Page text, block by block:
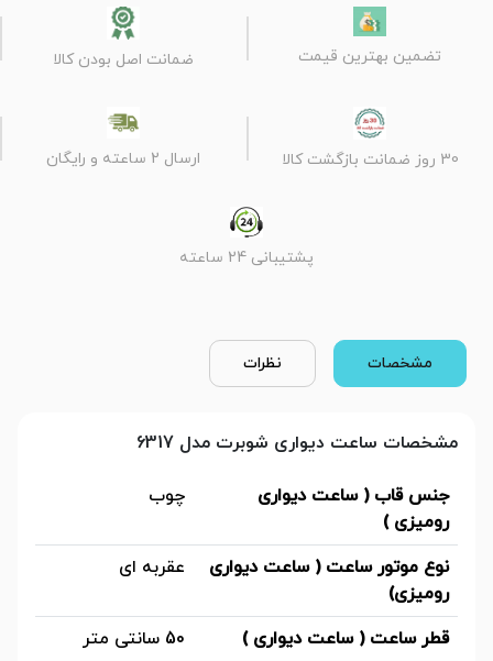
تضمین بهترین قیمت ضمانت اصل بودن کالا
30 روز ضمانت بازگشت کالا ارسال 2 ساعته و رایگان
پشتیبانی 24 ساعته
مشخصات نظرات
مشخصات ساعت دیواری شوبرت مدل 6317
جنس قاب ( ساعت دیواری
رومیزی )
چوب
نوع موتور ساعت ( ساعت دیواری
رومیزی)
عقربه ای
قطر ساعت ( ساعت دیواری )
50 سانتی متر